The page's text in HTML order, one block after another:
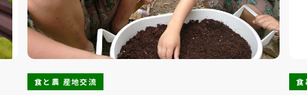
食と農 産地交流 食